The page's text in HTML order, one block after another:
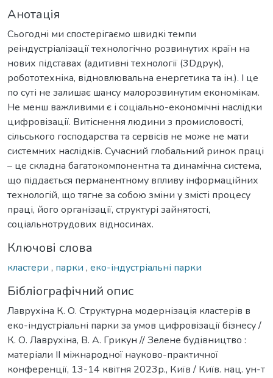
Анотація
Сьогодні ми спостерігаємо швидкі темпи
реіндустріалізації технологічно розвинутих країн на
нових підставах (адитивні технології (3Dдрук),
робототехніка, відновлювальна енергетика та ін.). І це
по суті не залишає шансу малорозвинутим економікам.
Не менш важливими є і соціально-економічні наслідки
цифровізації. Витіснення людини з промисловості,
сільського господарства та сервісів не може не мати
системних наслідків. Сучасний глобальний ринок праці
– це складна багатокомпонентна та динамічна система,
що піддається перманентному впливу інформаційних
технологій, що тягне за собою зміни у змісті процесу
праці, його організації, структурі зайнятості,
соціальнотрудових відносинах.
Ключові слова
кластери , парки , еко-індустріальні парки
Бібліографічний опис
Лаврухіна К. О. Структурна модернізація кластерів в
еко-індустріальні парки за умов цифровізації бізнесу /
К. О. Лаврухіна, В. А. Грикун // Зелене будівництво :
матеріали ІІ міжнародної науково-практичної
конференції, 13-14 квітня 2023р., Київ / Київ. нац. ун-т